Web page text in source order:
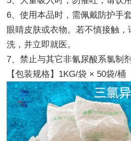
6、使用本品时，需佩戴防护手
眼睛皮肤或衣物。若不慎接触
洗，并立即就医。
7、禁止与其它非氰尿酸系氯制
【包装规格】1KG/袋 × 50袋/桶